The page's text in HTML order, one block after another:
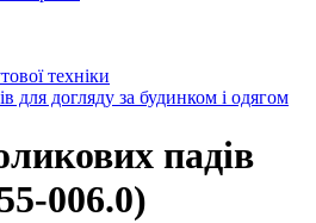
техніки
для догляду за будинком і одягом
падів
006.0)